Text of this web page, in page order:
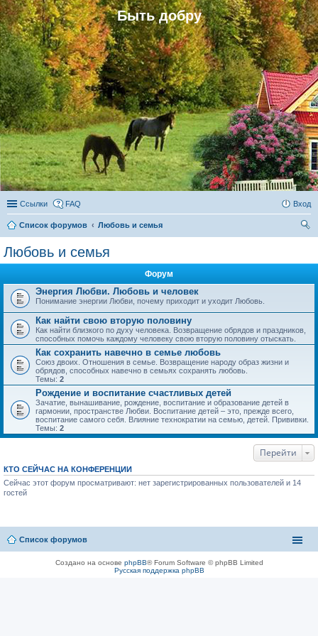
Быть добру
Ссылки FAQ Вход
Список форумов
Любовь и семья
Любовь и семья
Форум
Энергия Любви. Любовь и человек
Понимание энергии Любви, почему приходит и уходит Любовь.
Как найти свою вторую половину
Как найти близкого по духу человека. Возвращение обрядов и праздников,
способных помочь каждому человеку свою вторую половину отыскать.
Как сохранить навечно в семье любовь
Союз двоих. Отношения в семье. Возвращение народу образ жизни и
обрядов, способных навечно в семьях сохранять любовь.
Темы: 2
Рождение и воспитание счастливых детей
Зачатие, вынашивание, рождение, воспитание и образование детей в
гармонии, пространстве Любви. Воспитание детей – это, прежде всего,
воспитание самого себя. Влияние технократии на семью, детей. Прививки.
Темы: 2
Перейти
КТО СЕЙЧАС НА КОНФЕРЕНЦИИ
Сейчас этот форум просматривают: нет зарегистрированных пользователей и 14
гостей
Список форумов
Создано на основе phpBB® Forum Software © phpBB Limited
Русская поддержка phpBB